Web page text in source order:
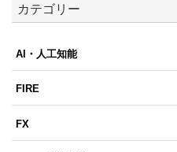
カテゴリー
AI・人工知能
FIRE
FX